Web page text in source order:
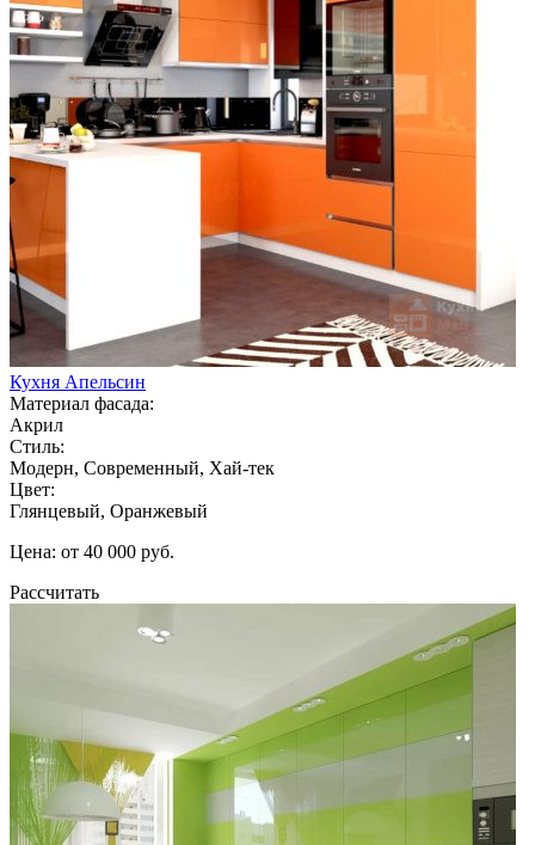
Кухня Апельсин
Материал фасада:
Акрил
Стиль:
Модерн, Современный, Хай-тек
Цвет:
Глянцевый, Оранжевый
Цена: от 40 000 руб.
Рассчитать